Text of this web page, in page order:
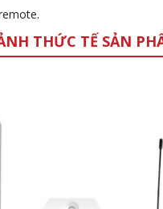
THỨC TẾ SẢN